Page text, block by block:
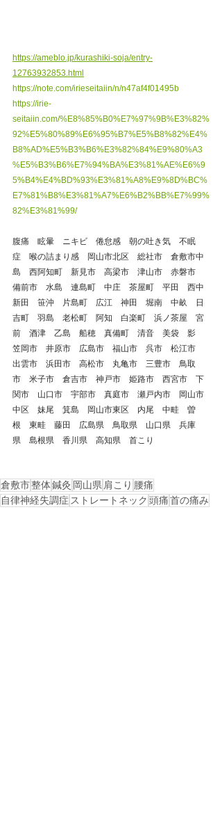
https://ameblo.jp/kurashiki-soja/entry-
12763932853.html
https://note.com/irieseitaiin/n/n47af4f01495b
https://irie-
seitaiin.com/%E8%85%B0%E7%97%9B%E3%82%
92%E5%80%89%E6%95%B7%E5%B8%82%E4%
B8%AD%E5%B3%B6%E3%82%84%E9%80%A3
%E5%B3%B6%E7%94%BA%E3%81%AE%E6%9
5%B4%E4%BD%93%E3%81%A8%E9%8D%BC%
E7%81%B8%E3%81%A7%E6%B2%BB%E7%99%
82%E3%81%99/
腹痛　眩暈　ニキビ　倦怠感　朝の吐き気　不眠
症　喉の詰まり感　岡山市北区　総社市　倉敷市中
島　西阿知町　新見市　高梁市　津山市　赤磐市
備前市　水島　連島町　中庄　茶屋町　平田　西中
新田　笹沖　片島町　広江　神田　堀南　中畝　日
吉町　羽島　老松町　阿知　白楽町　浜ノ茶屋　宮
前　酒津　乙島　船穂　真備町　清音　美袋　影
笠岡市　井原市　広島市　福山市　呉市　松江市
出雲市　浜田市　高松市　丸亀市　三豊市　鳥取
市　米子市　倉吉市　神戸市　姫路市　西宮市　下
関市　山口市　宇部市　真庭市　瀬戸内市　岡山市
中区　妹尾　箕島　岡山市東区　内尾　中畦　曽
根　東畦　藤田　広島県　鳥取県　山口県　兵庫
県　島根県　香川県　高知県　首こり
倉敷市整体鍼灸 岡山県肩こり 腰痛
自律神経失調症 ストレートネック 頭痛首の痛み